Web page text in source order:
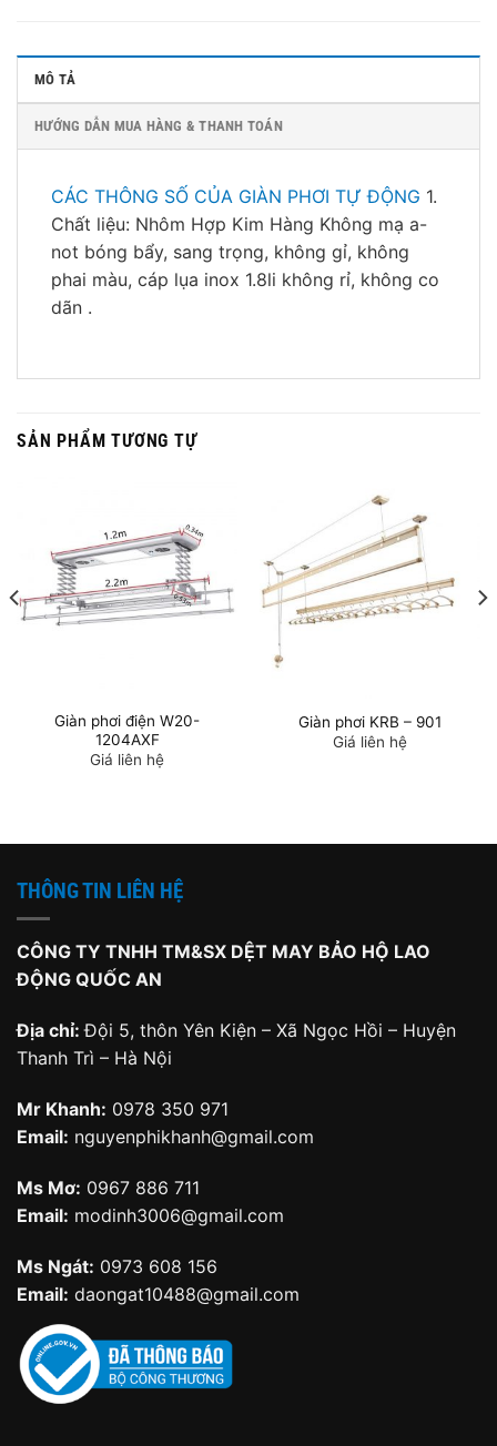
MÔ TẢ
HƯỚNG DẪN MUA HÀNG & THANH TOÁN
CÁC THÔNG SỐ CỦA GIÀN PHƠI TỰ ĐỘNG 1.
Chất liệu: Nhôm Hợp Kim Hàng Không mạ a-
not bóng bẩy, sang trọng, không gỉ, không
phai màu, cáp lụa inox 1.8li không rỉ, không co
dãn .
SẢN PHẨM TƯƠNG TỰ
Giàn phơi điện W20-
1204AXF
Giá liên hệ
Giàn phơi KRB – 901
Giá liên hệ
THÔNG TIN LIÊN HỆ
CÔNG TY TNHH TM&SX DỆT MAY BẢO HỘ LAO
ĐỘNG QUỐC AN
Địa chỉ:Đội 5, thôn Yên Kiện – Xã Ngọc Hồi – Huyện
Thanh Trì – Hà Nội
Mr Khanh: 0978 350 971
Email: nguyenphikhanh@gmail.com
Ms Mơ: 0967 886 711
Email: modinh3006@gmail.com
Ms Ngát: 0973 608 156
Email: daongat10488@gmail.com